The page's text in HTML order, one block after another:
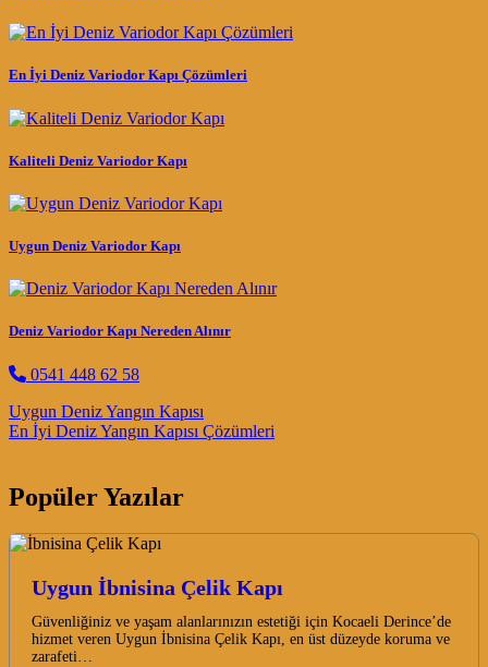
En İyi Deniz Variodor Kapı Çözümleri
Kaliteli Deniz Variodor Kapı
Uygun Deniz Variodor Kapı
Deniz Variodor Kapı Nereden Alınır
0541 448 62 58
Post navigation
Uygun Deniz Yangın Kapısı
En İyi Deniz Yangın Kapısı Çözümleri
Popüler Yazılar
Uygun İbnisina Çelik Kapı
Güvenliğiniz ve yaşam alanlarınızın estetiği için Kocaeli Derince’de
hizmet veren Uygun İbnisina Çelik Kapı, en üst düzeyde koruma ve
zarafeti…